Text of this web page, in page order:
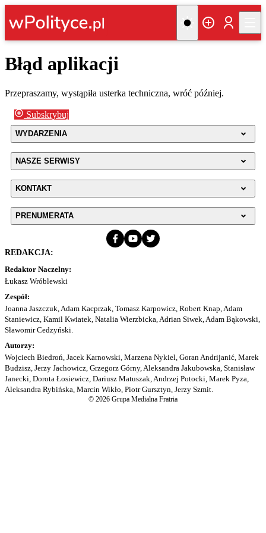
Błąd aplikacji
Przepraszamy, wystąpiła usterka techniczna, wróć później.
Subskrybuj
WYDARZENIA
NASZE SERWISY
KONTAKT
PRENUMERATA
REDAKCJA:
Redaktor Naczelny:
Łukasz Wróblewski
Zespół:
Joanna Jaszczuk, Adam Kacprzak, Tomasz Karpowicz, Robert Knap, Adam
Staniewicz, Kamil Kwiatek, Natalia Wierzbicka, Adrian Siwek, Adam Bąkowski,
Sławomir Cedzyński.
Autorzy:
Wojciech Biedroń, Jacek Karnowski, Marzena Nykiel, Goran Andrijanić, Marek
Budzisz, Jerzy Jachowicz, Grzegorz Górny, Aleksandra Jakubowska, Stanisław
Janecki, Dorota Łosiewicz, Dariusz Matuszak, Andrzej Potocki, Marek Pyza,
Aleksandra Rybińska, Marcin Wikło, Piotr Gursztyn, Jerzy Szmit.
© 2026 Grupa Medialna Fratria